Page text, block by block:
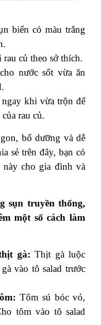
biển có màu trắng
củ theo sở thích.
nước sốt vừa ăn
ngay khi vừa trộn để
rau củ.
bổ dưỡng và dễ
sẻ trên đây, bạn có
cho gia đình và
sụn truyền thống,
một số cách làm
gà: Thịt gà luộc
vào tô salad trước
Tôm sú bóc vỏ,
tôm vào tô salad